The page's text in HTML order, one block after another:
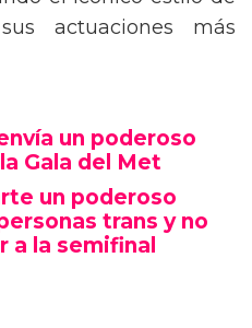
el icónico estilo de
actuaciones más
un poderoso
Gala del Met
un poderoso
trans y no
la semifinal